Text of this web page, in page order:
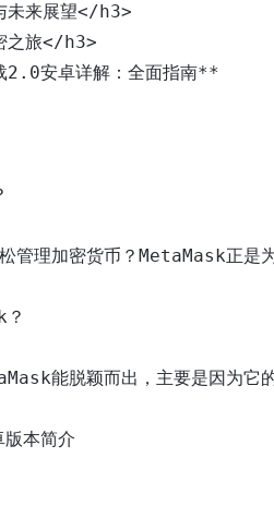
未来展望</h3>
安卓详解：全面指南**
管理加密货币？MetaMask正是
能脱颖而出，主要是因为它
本简介